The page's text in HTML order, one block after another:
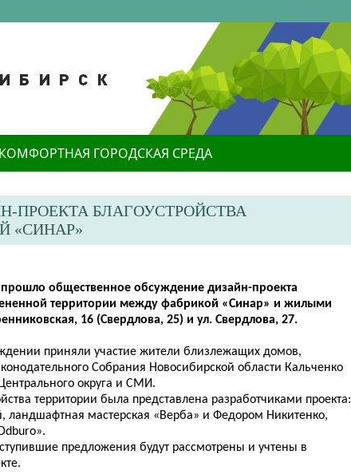
КОМФОРТНАЯ ГОРОДСКАЯ СРЕДА
ПРОЕКТА БЛАГОУСТРОЙСТВА
«СИНАР»
общественное обсуждение дизайн-проекта
территории между фабрикой «Синар» и жилыми
16 (Свердлова, 25) и ул. Свердлова, 27.
приняли участие жители близлежащих домов,
Собрания Новосибирской области Кальченко
округа и СМИ.
территории была представлена разработчиками проекта:
ландшафтная мастерская «Верба» и Федором Никитенко,
предложения будут рассмотрены и учтены в